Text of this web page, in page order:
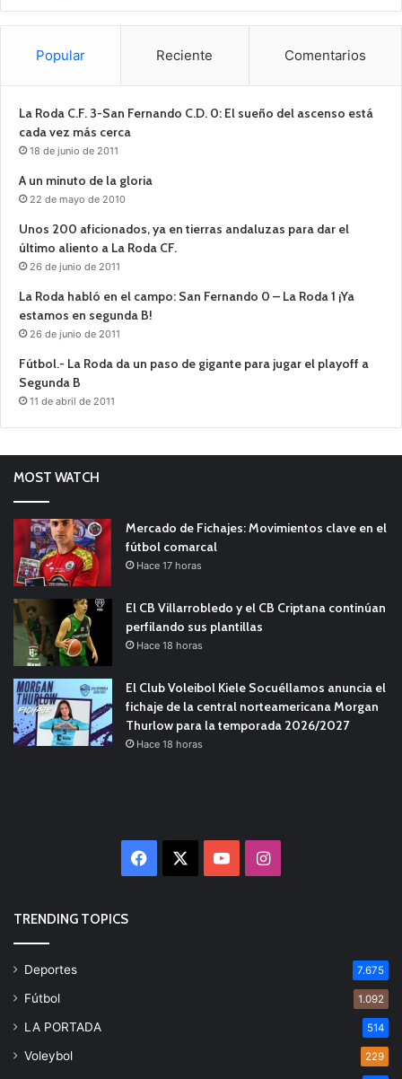
Popular Reciente Comentarios
La Roda C.F. 3-San Fernando C.D. 0: El sueño del ascenso está
cada vez más cerca
18 de junio de 2011
A un minuto de la gloria
22 de mayo de 2010
Unos 200 aficionados, ya en tierras andaluzas para dar el
último aliento a La Roda CF.
26 de junio de 2011
La Roda habló en el campo: San Fernando 0 – La Roda 1 ¡Ya
estamos en segunda B!
26 de junio de 2011
Fútbol.- La Roda da un paso de gigante para jugar el playoff a
Segunda B
11 de abril de 2011
MOST WATCH
Mercado de Fichajes: Movimientos clave en el
fútbol comarcal
Hace 17 horas
El CB Villarrobledo y el CB Criptana continúan
perfilando sus plantillas
Hace 18 horas
El Club Voleibol Kiele Socuéllamos anuncia el
fichaje de la central norteamericana Morgan
Thurlow para la temporada 2026/2027
Hace 18 horas
Facebook YouTubeInstagram
TRENDING TOPICS
Deportes 7.675
Fútbol 1.092
LA PORTADA 514
Voleybol 229